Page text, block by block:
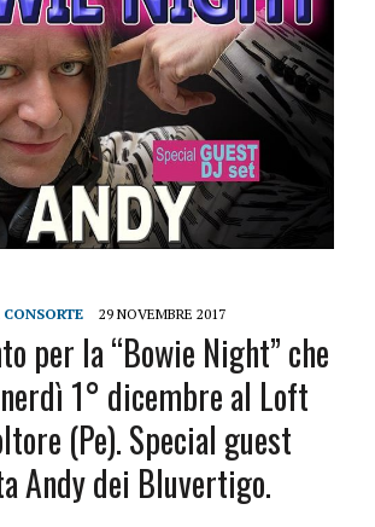
29 NOVEMBRE 2017
per la “Bowie Night” che
1° dicembre al Loft
(Pe). Special guest
Andy dei Bluvertigo.